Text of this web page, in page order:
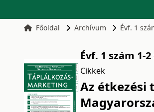
Főoldal Archívum Évf. 1
Évf. 1 szám 1-
Cikkek
Az étkezési